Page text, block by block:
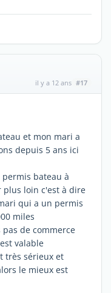
il y a 12 ans #17
et mon mari a
depuis 5 ans ici
bateau à
loin c'est à dire
qui a un permis
miles
de commerce
valable
très sérieux et
le mieux est